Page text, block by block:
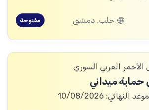
حلب, دمشق مفتوحة
الأحمر العربي السوري
حماية ميداني
النهائي: 10/08/2026